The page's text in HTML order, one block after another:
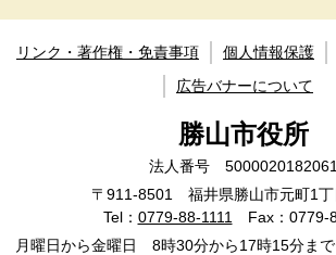
リンク・著作権・免責事項 個人情報保護
広告バナーについて
勝山市役所
法人番号 5000020182061
〒911-8501 福井県勝山市元町1丁
Tel： 0779-88-1111
Fax：0779-
月曜日から金曜日 8時30分から17時15分ま